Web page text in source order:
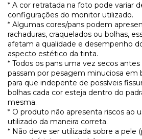
* A cor retratada na foto pode variar
configurações do monitor utilizado.
* Algumas cores/pans podem
rachaduras, craquelados ou bolhas,
afetam a qualidade e desempenho
aspecto estético da tinta.
* Todos os pans uma vez secos
passam por pesagem minuciosa em
para que indepente de possíveis
bolhas cada cor esteja dentro do
mesma.
* O produto não apresenta riscos ao
utilizado da maneira correta.
* Não deve ser utilizada sobre a pele